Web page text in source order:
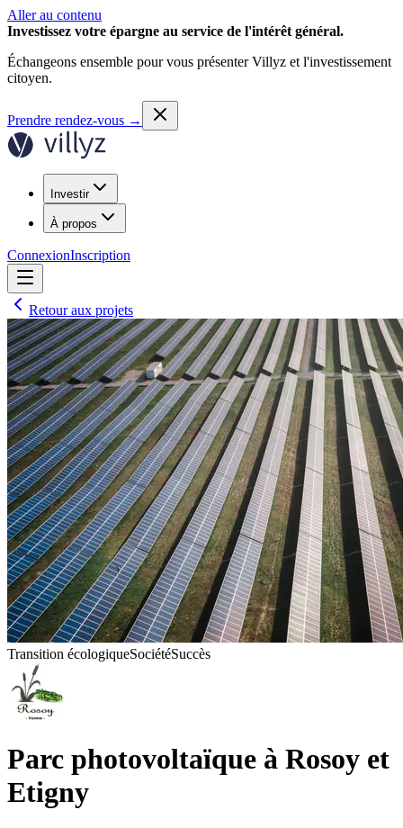
Aller au contenu
Investissez votre épargne au service de l'intérêt général.
Échangeons ensemble pour vous présenter Villyz et l'investissement
citoyen.
Prendre rendez-vous →
Investir
À propos
ConnexionInscription
Retour aux projets
Transition écologiqueSociétéSuccès
Parc photovoltaïque à Rosoy et
Etigny